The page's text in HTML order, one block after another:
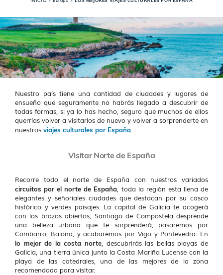
Nuestro país tiene una cantidad de ciudades y lugares de
ensueño que seguramente no habrás llegado a descubrir de
todas formas, si ya lo has hecho, seguro que muchos de ellos
querrías volver a visitarlos de nuevo y volver a sorprenderte en
nuestros viajes culturales por España.
Visitar Norte de España
Recorre todo el norte de España con nuestros variados
circuitos por el norte de España, toda la región esta llena de
elegantes y señoriales ciudades que destacan por su casco
histórico y verdes paisajes. La capital de Galicia te acogerá
con los brazos abiertos, Santiago de Compostela desprende
una belleza urbana que te sorprenderá, pasaremos por
Combarro, Baiona, y acabaremos por Vigo y Pontevedra. En
lo mejor de la costa norte, descubrirás las bellas playas de
Galicia, una tierra única junto la Costa Mariña Lucense con la
playa de las catedrales, una de las mejores de la zona
recomendada para visitar.